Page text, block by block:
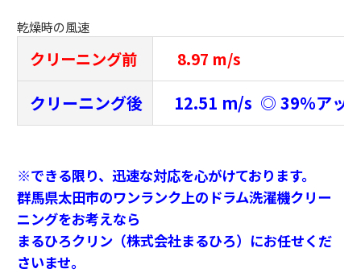
乾燥時の風速
クリーニング前 8.97 m/s
クリーニング後 12.51 m/s ◎ 39％アッ
※できる限り、迅速な対応を心がけております。
群馬県太田市のワンランク上のドラム洗濯機クリー
ニングをお考えなら
まるひろクリン（株式会社まるひろ）にお任せくだ
さいませ。